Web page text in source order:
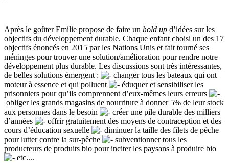
Après le goûter Emilie propose de faire un hold up d’idées sur les
objectifs du développement durable. Chaque enfant choisi un des 17
objectifs énoncés en 2015 par les Nations Unis et fait tourné ses
méninges pour trouver une solution/amélioration pour rendre notre
développement plus durable. Les discussions sont très intéressantes,
de belles solutions émergent :
changer tous les bateaux qui ont
moteur à essence et qui polluent
éduquer et sensibiliser les
prisonniers pour qu’ils comprennent d’eux-mêmes leurs erreurs
obliger les grands magasins de nourriture à donner 5% de leur stock
aux personnes dans le besoin
créer une pile durable des milliers
d’années
offrir gratuitement des moyens de contraception et des
cours d’éducation sexuelle
diminuer la taille des filets de pêche
pour lutter contre la sur-pêche
subventionner tous les
producteurs de produits bio pour inciter les paysans à produire bio
etc....